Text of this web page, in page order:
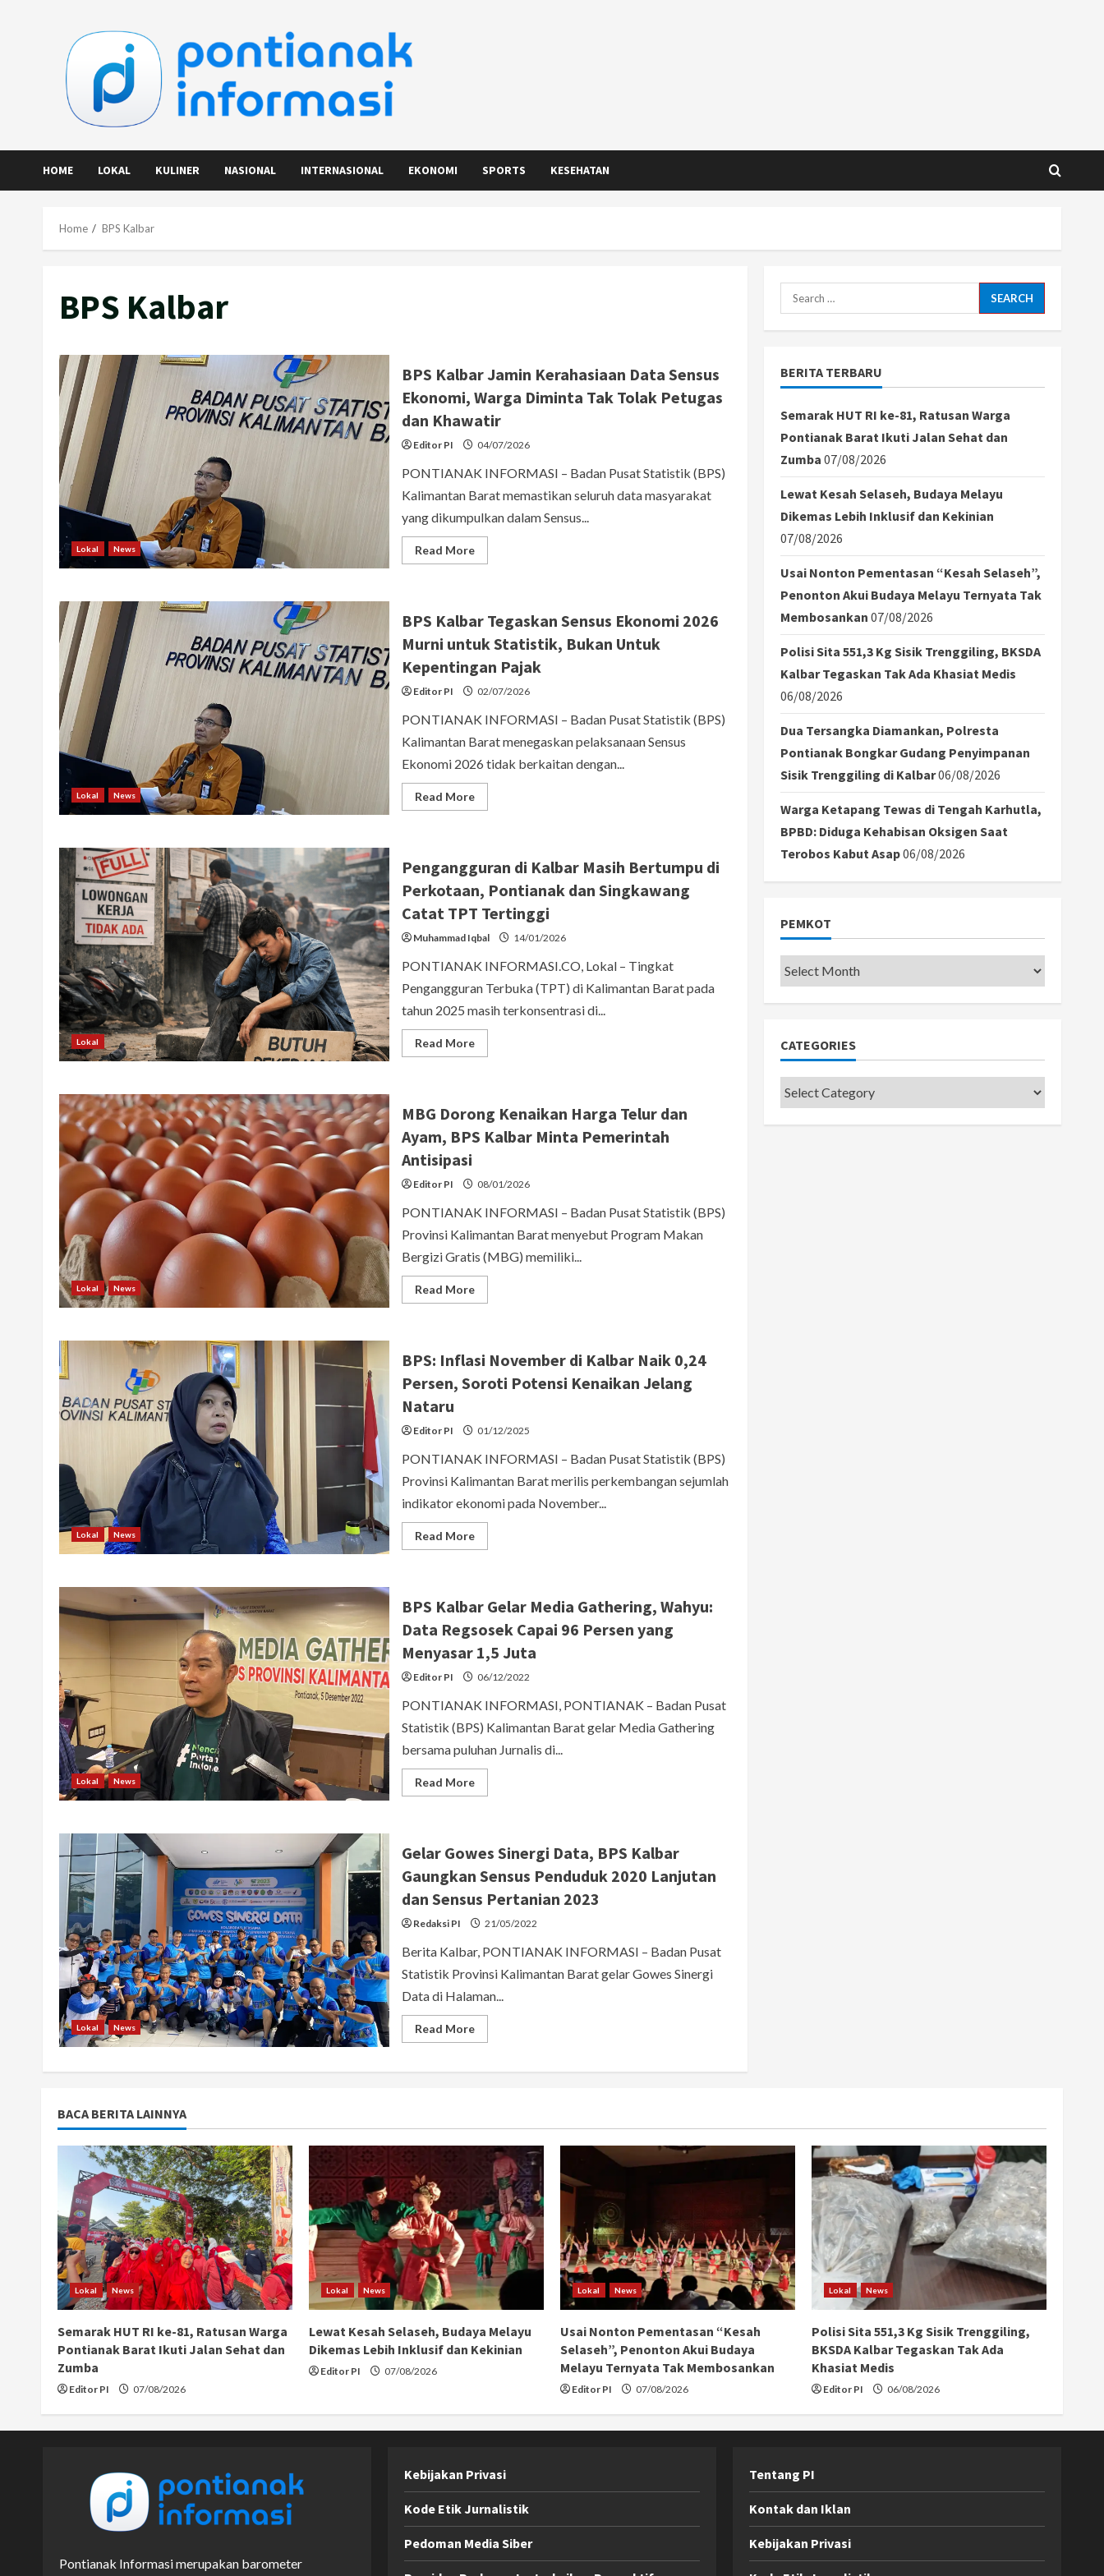
HOME LOKAL KULINER NASIONAL INTERNASIONAL EKONOMI SPORTS KESEHATAN
Home BPS Kalbar
BPS Kalbar
Lokal News
BPS Kalbar Jamin Kerahasiaan Data Sensus
Ekonomi, Warga Diminta Tak Tolak Petugas
dan Khawatir
Editor PI 04/07/2026
PONTIANAK INFORMASI – Badan Pusat Statistik (BPS)
Kalimantan Barat memastikan seluruh data masyarakat
yang dikumpulkan dalam Sensus...
Read MoreRead
more
Kerahasiaan
Data
Sensus
Ekonomi,
Warga
Diminta
Tak
Tolak
dan
Lokal News
BPS Kalbar Tegaskan Sensus Ekonomi 2026
Murni untuk Statistik, Bukan Untuk
Kepentingan Pajak
Editor PI 02/07/2026
PONTIANAK INFORMASI – Badan Pusat Statistik (BPS)
Kalimantan Barat menegaskan pelaksanaan Sensus
Ekonomi 2026 tidak berkaitan dengan...
Read MoreRead
more
Sensus
Ekonomi
2026
Murni
untuk
Statistik,
Bukan
Untuk
Pajak
Lokal
Pengangguran di Kalbar Masih Bertumpu di
Perkotaan, Pontianak dan Singkawang
Catat TPT Tertinggi
Muhammad Iqbal 14/01/2026
PONTIANAK INFORMASI.CO, Lokal – Tingkat
Pengangguran Terbuka (TPT) di Kalimantan Barat pada
tahun 2025 masih terkonsentrasi di...
Read MoreRead
more
Masih
Bertumpu
di
Perkotaan,
Singkawang
Catat
Tertinggi
Lokal News
MBG Dorong Kenaikan Harga Telur dan
Ayam, BPS Kalbar Minta Pemerintah
Antisipasi
Editor PI 08/01/2026
PONTIANAK INFORMASI – Badan Pusat Statistik (BPS)
Provinsi Kalimantan Barat menyebut Program Makan
Bergizi Gratis (MBG) memiliki...
Read MoreRead
more
Harga
Telur
dan
Ayam,
Minta
Pemerintah
Lokal News
BPS: Inflasi November di Kalbar Naik 0,24
Persen, Soroti Potensi Kenaikan Jelang
Nataru
Editor PI 01/12/2025
PONTIANAK INFORMASI – Badan Pusat Statistik (BPS)
Provinsi Kalimantan Barat merilis perkembangan sejumlah
indikator ekonomi pada November...
Read MoreRead
more
di
Kalbar
Naik
0,24
Persen,
Soroti
Potensi
Kenaikan
Nataru
Lokal News
BPS Kalbar Gelar Media Gathering, Wahyu:
Data Regsosek Capai 96 Persen yang
Menyasar 1,5 Juta
Editor PI 06/12/2022
PONTIANAK INFORMASI, PONTIANAK – Badan Pusat
Statistik (BPS) Kalimantan Barat gelar Media Gathering
bersama puluhan Jurnalis di...
Read MoreRead
more
Media
Gathering,
Wahyu:
Data
Regsosek
Capai
96
Persen
Menyasar
Juta
Lokal News
Gelar Gowes Sinergi Data, BPS Kalbar
Gaungkan Sensus Penduduk 2020 Lanjutan
dan Sensus Pertanian 2023
Redaksi PI 21/05/2022
Berita Kalbar, PONTIANAK INFORMASI – Badan Pusat
Statistik Provinsi Kalimantan Barat gelar Gowes Sinergi
Data di Halaman...
Read MoreRead
more
Gowes
Gaungkan
Sensus
Penduduk
2020
Lanjutan
dan
Sensus
Pertanian
2023
Search
for:
BERITA TERBARU
Semarak HUT RI ke-81, Ratusan Warga
Pontianak Barat Ikuti Jalan Sehat dan
Zumba 07/08/2026
Lewat Kesah Selaseh, Budaya Melayu
Dikemas Lebih Inklusif dan Kekinian
07/08/2026
Usai Nonton Pementasan “Kesah Selaseh”,
Penonton Akui Budaya Melayu Ternyata Tak
Membosankan 07/08/2026
Polisi Sita 551,3 Kg Sisik Trenggiling, BKSDA
Kalbar Tegaskan Tak Ada Khasiat Medis
06/08/2026
Dua Tersangka Diamankan, Polresta
Pontianak Bongkar Gudang Penyimpanan
Sisik Trenggiling di Kalbar06/08/2026
Warga Ketapang Tewas di Tengah Karhutla,
BPBD: Diduga Kehabisan Oksigen Saat
Terobos Kabut Asap06/08/2026
PEMKOT
Pemkot
CATEGORIES
Categories
BACA BERITA LAINNYA
Lokal News
Semarak HUT RI ke-81, Ratusan Warga
Pontianak Barat Ikuti Jalan Sehat dan
Zumba
Editor PI 07/08/2026
Lokal News
Lewat Kesah Selaseh, Budaya Melayu
Dikemas Lebih Inklusif dan Kekinian
Editor PI 07/08/2026
Lokal News
Usai Nonton Pementasan “Kesah
Selaseh”, Penonton Akui Budaya
Melayu Ternyata Tak Membosankan
Editor PI 07/08/2026
Lokal News
Polisi Sita 551,3 Kg Sisik Trenggiling,
BKSDA Kalbar Tegaskan Tak Ada
Khasiat Medis
Editor PI 06/08/2026
Pontianak Informasi merupakan barometer
Kebijakan Privasi
Kode Etik Jurnalistik
Pedoman Media Siber
Tentang PI
Kontak dan Iklan
Kebijakan Privasi